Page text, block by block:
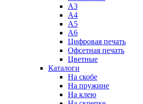
А3
А4
А5
А6
Цифровая печать
Офсетная печать
Цветные
Каталоги
На скобе
На пружине
На клею